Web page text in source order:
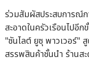
ร่วมสัมผัสประสบการณ์ก
สะอาดในครัวเรือนไปอี
"ซันไลต์ ยูซุ พาวเวอร์"
สรรพสินค้าชั้นนำ ร้านส